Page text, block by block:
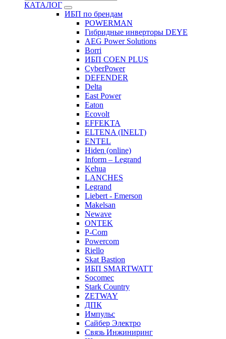
КАТАЛОГ
ИБП по брендам
POWERMAN
Гибридные инверторы DEYE
AEG Power Solutions
Borri
ИБП COEN PLUS
CyberPower
DEFENDER
Delta
East Power
Eaton
Ecovolt
EFFEKTA
ELTENA (INELT)
ENTEL
Hiden (online)
Inform – Legrand
Kehua
LANCHES
Legrand
Liebert - Emerson
Makelsan
Newave
ONTEK
P-Com
Powercom
Riello
Skat Bastion
ИБП SMARTWATT
Socomec
Stark Country
ZETWAY
ДПК
Импульс
Сайбер Электро
Связь Инжиниринг